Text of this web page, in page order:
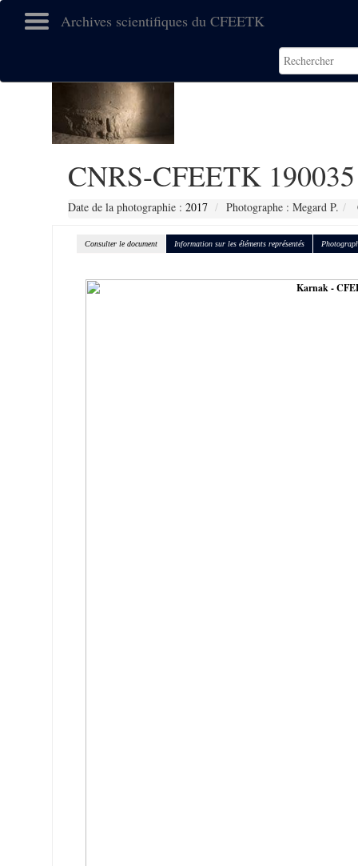
Archives scientifiques du CFEETK
CNRS-CFEETK 190035
Date de la photographie : 2017 Photographe : Megard P.
Consulter le document Information sur les éléments représentés